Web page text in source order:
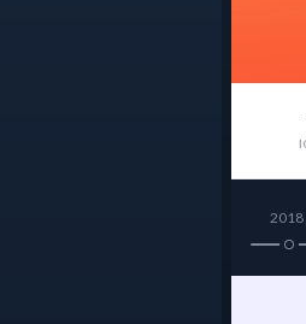
2018